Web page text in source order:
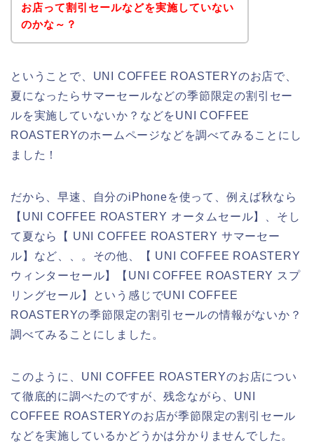
お店って割引セールなどを実施していない
のかな～？
ということで、UNI COFFEE ROASTERYのお店で、
夏になったらサマーセールなどの季節限定の割引セー
ルを実施していないか？などをUNI COFFEE
ROASTERYのホームページなどを調べてみることにし
ました！
だから、早速、自分のiPhoneを使って、例えば秋なら
【UNI COFFEE ROASTERY オータムセール】、そし
て夏なら【 UNI COFFEE ROASTERY サマーセー
ル】など、、。その他、【 UNI COFFEE ROASTERY
ウィンターセール】【UNI COFFEE ROASTERY スプ
リングセール】という感じでUNI COFFEE
ROASTERYの季節限定の割引セールの情報がないか？
調べてみることにしました。
このように、UNI COFFEE ROASTERYのお店につい
て徹底的に調べたのですが、残念ながら、UNI
COFFEE ROASTERYのお店が季節限定の割引セール
などを実施しているかどうかは分かりませんでした。